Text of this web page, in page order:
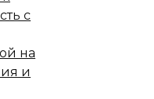
с
на
и